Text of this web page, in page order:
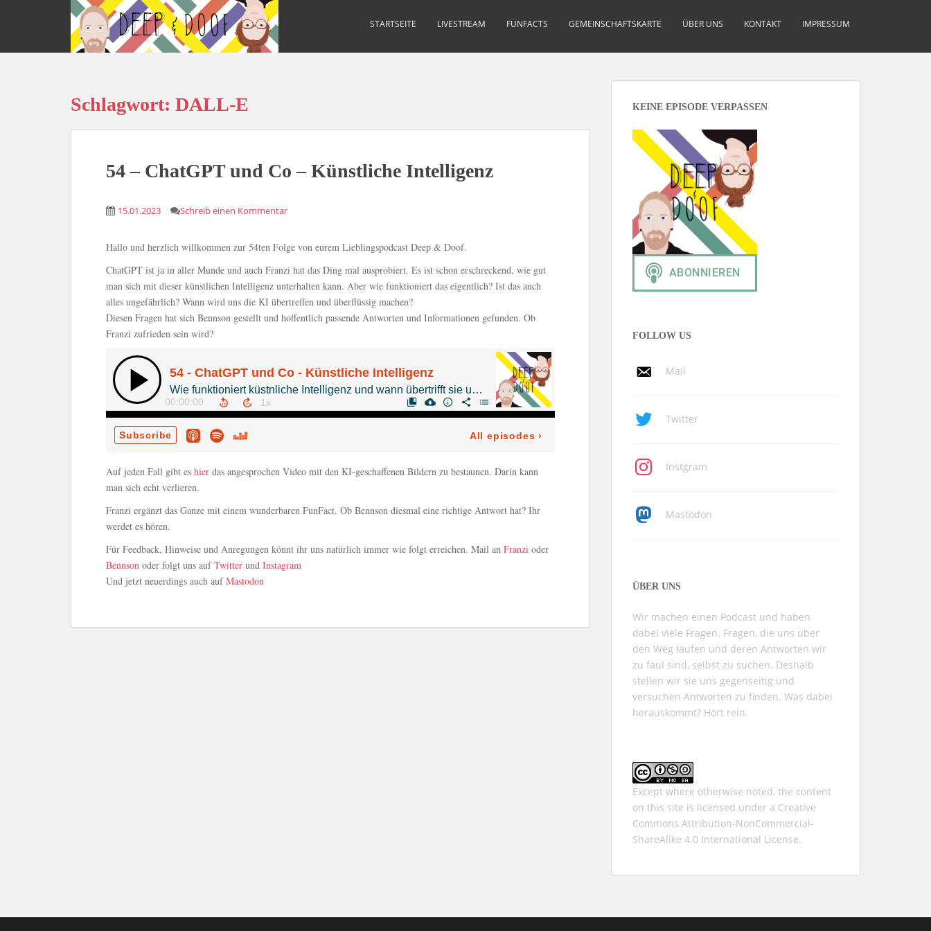
p
STARTSEITE LIVESTREAM FUNFACTS GEMEINSCHAFTSKARTE ÜBER UNS KONTAKT IMPRESSUM
Schlagwort: DALL-E
54 – ChatGPT und Co – Künstliche Intelligenz
15.01.2023 Schreib einen Kommentar
Hallo und herzlich willkommen zur 54ten Folge von eurem Lieblingspodcast Deep & Doof.
ChatGPT ist ja in aller Munde und auch Franzi hat das Ding mal ausprobiert. Es ist schon erschreckend, wie gut
man sich mit dieser künstlichen Intelligenz unterhalten kann. Aber wie funktioniert das eigentlich? Ist das auch
alles ungefährlich? Wann wird uns die KI übertreffen und überflüssig machen?
Diesen Fragen hat sich Bennson gestellt und hoffentlich passende Antworten und Informationen gefunden. Ob
Franzi zufrieden sein wird?
Auf jeden Fall gibt es hier das angesprochen Video mit den KI-geschaffenen Bildern zu bestaunen. Darin kann
man sich echt verlieren.
Franzi ergänzt das Ganze mit einem wunderbaren FunFact. Ob Bennson diesmal eine richtige Antwort hat? Ihr
werdet es hören.
Für Feedback, Hinweise und Anregungen könnt ihr uns natürlich immer wie folgt erreichen. Mail an Franzi oder
Bennson oder folgt uns aufTwitter und Instagram
Und jetzt neuerdings auch aufMastodon
KEINE EPISODE VERPASSEN
FOLLOW US
Mail
Twitter
Instgram
Mastodon
ÜBER UNS
Wir machen einen Podcast und haben
dabei viele Fragen. Fragen, die uns über
den Weg laufen und deren Antworten wir
zu faul sind, selbst zu suchen. Deshalb
stellen wir sie uns gegenseitig und
versuchen Antworten zu finden. Was dabei
herauskommt? Hört rein.
Except where otherwise noted, the content
on this site is licensed under a Creative
Commons Attribution-NonCommercial-
ShareAlike 4.0 International License.